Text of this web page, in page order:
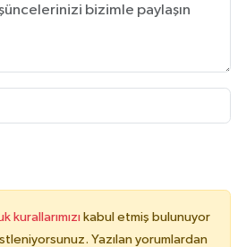
kurallarımızı kabul etmiş bulunuyor
Yazılan yorumlardan